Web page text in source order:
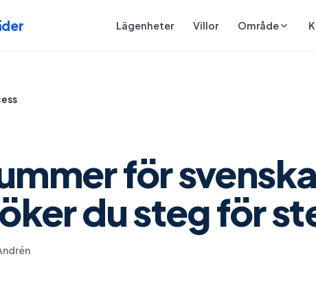
Lägenheter Villor Område
för
du steg för